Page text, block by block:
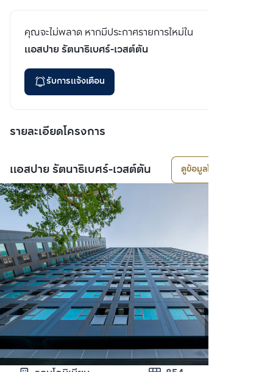
คุณจะไม่พลาด หากมีประกาศรายการใหม่ใน
แอสปาย รัตนาธิเบศร์-เวสต์ตัน
รับการแจ้งเตือน
รายละเอียดโครงการ
แอสปาย รัตนาธิเบศร์-เวสต์ตัน ดูข้อมูลโครงการ